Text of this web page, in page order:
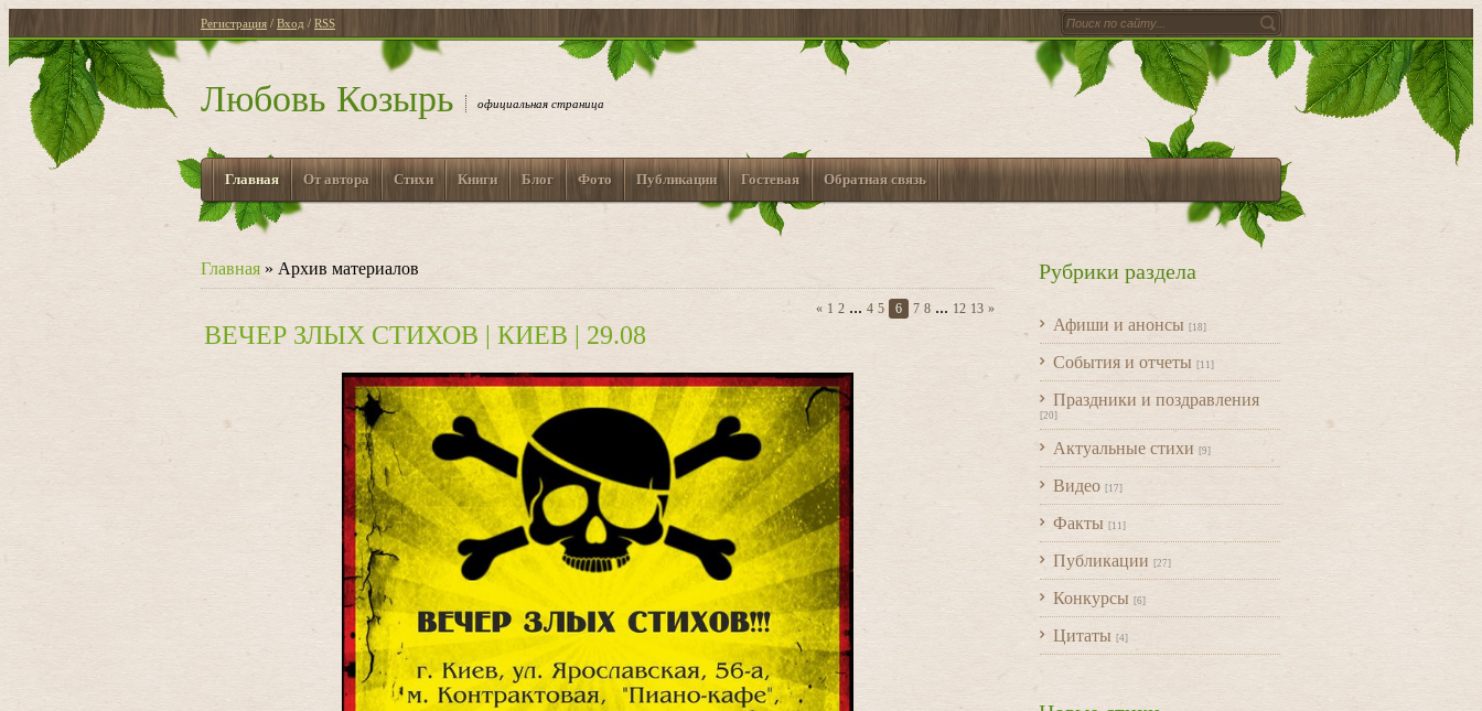
Регистрация / Вход / RSS
Любовь Козырь официальная страница
Главная От автора Стихи Книги Блог Фото Публикации Гостевая Обратная связь
Главная » Архив материалов
« 1 2 ... 4 5 6 7 8 ... 12 13 »
ВЕЧЕР ЗЛЫХ СТИХОВ | КИЕВ | 29.08
Рубрики раздела
Афиши и анонсы [18]
События и отчеты [11]
Праздники и поздравления
[20]
Актуальные стихи [9]
Видео [17]
Факты [11]
Публикации [27]
Конкурсы [6]
Цитаты [4]